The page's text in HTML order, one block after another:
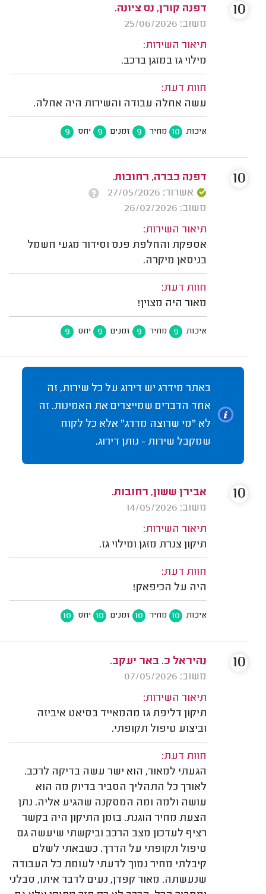
דפנה קורן, נס ציונה.
משוב: 25/06/2026
תיאור השירות:
מילוי גז במזגן ברכב.
חוות דעת:
עשה אחלה עבודה והשירות היה אחלה.
איכות 10 מחיר 9 זמנים 9 יחס 9
10
דפנה כברה, רחובות.
אשרור: 27/05/2026
משוב: 26/02/2026
תיאור השירות:
אספקת והחלפת פנס וסידור מגעי חשמל
בניסאן מיקרה.
חוות דעת:
מאור היה מצוין!
איכות 9 מחיר 9 זמנים 9 יחס 9
10
באתר מידרג יש דירוג על כל שירות, זה
אחד הדברים שמייצרים את האמינות. זה
לא "מי שרוצה מדרג" אלא כל לקוח
שמקבל שירות - נותן דירוג.
אבירן ששון, רחובות.
משוב: 14/05/2026
תיאור השירות:
תיקון צנרת מזגן ומילוי גז.
חוות דעת:
היה על הכיפאק!
איכות 10 מחיר 10 זמנים 10 יחס 10
10
נהיראל כ. באר יעקב.
משוב: 07/05/2026
תיאור השירות:
תיקון דליפת גז מהמאייד בסיאט איביזה
וביצוע טיפול תקופתי.
חוות דעת:
הגעתי למאור, הוא ישר עשה בדיקה לרכב.
לאורך כל התהליך הסביר בדיוק מה הוא
עושה ולמה ומה המסקנה שהגיע אליה. נתן
הצעת מחיר הוגנת. בזמן התיקון היה בקשר
רציף לעדכון מצב הרכב וביקשתי שיעשה גם
טיפול תקופתי על הדרך. כשבאתי לשלם
קיבלתי מחיר נמוך לדעתי לעומת כל העבודה
שנעשתה. מאור קפדן, נעים לדבר איתו, סבלני
10